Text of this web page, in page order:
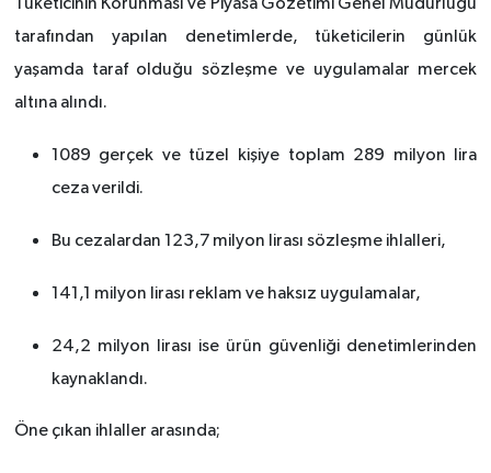
Tüketicinin Korunması ve Piyasa Gözetimi Genel Müdürlüğü
tarafından yapılan denetimlerde, tüketicilerin günlük
yaşamda taraf olduğu sözleşme ve uygulamalar mercek
altına alındı.
1089 gerçek ve tüzel kişiye toplam 289 milyon lira
ceza verildi.
Bu cezalardan 123,7 milyon lirası sözleşme ihlalleri,
141,1 milyon lirası reklam ve haksız uygulamalar,
24,2 milyon lirası ise ürün güvenliği denetimlerinden
kaynaklandı.
Öne çıkan ihlaller arasında;